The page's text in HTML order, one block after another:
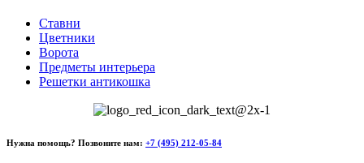
Ставни
Цветники
Ворота
Предметы интерьера
Решетки антикошка
Нужна помощь? Позвоните нам: +7 (495) 212-05-84